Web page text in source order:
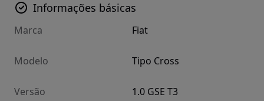
Informações básicas
Marca Fiat
Modelo Tipo Cross
Versão 1.0 GSE T3